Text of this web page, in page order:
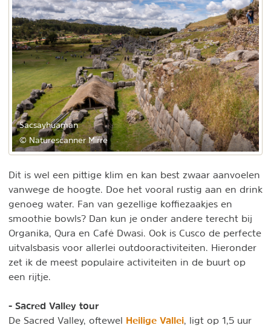
Sacsayhuamán
© Naturescanner Mirre
Dit is wel een pittige klim en kan best zwaar aanvoelen
vanwege de hoogte. Doe het vooral rustig aan en drink
genoeg water. Fan van gezellige koffiezaakjes en
smoothie bowls? Dan kun je onder andere terecht bij
Organika, Qura en Café Dwasi. Ook is Cusco de perfecte
uitvalsbasis voor allerlei outdooractiviteiten. Hieronder
zet ik de meest populaire activiteiten in de buurt op
een rijtje.
- Sacred Valley tour
De Sacred Valley, oftewel Heilige Vallei , ligt op 1,5 uur